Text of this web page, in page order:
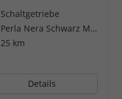
Schaltgetriebe
Perla Nera Schwarz Metallic
25 km
Details